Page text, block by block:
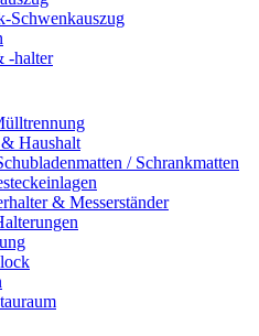
Schwenkauszug
-halter
Haushalt
/ Schrankmatten
& Messerständer